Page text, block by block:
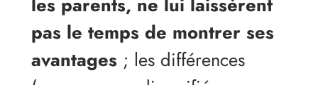
les parents, ne lui laissèrent
pas le temps de montrer ses
avantages ; les différences